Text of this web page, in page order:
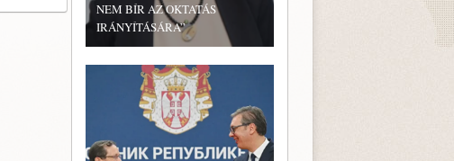
NEM BÍR AZ OKTATÁS
IRÁNYÍTÁSÁRA”